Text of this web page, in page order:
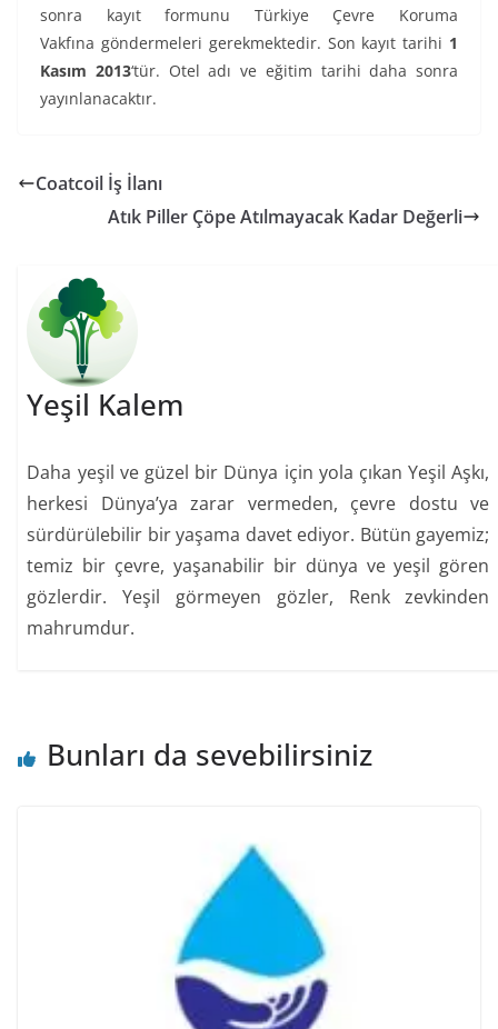
sonra kayıt formunu Türkiye Çevre Koruma
Vakfına göndermeleri gerekmektedir. Son kayıt tarihi 1
Kasım 2013‘tür. Otel adı ve eğitim tarihi daha sonra
yayınlanacaktır.
Coatcoil İş İlanı
Atık Piller Çöpe Atılmayacak Kadar Değerli
Yeşil Kalem
Daha yeşil ve güzel bir Dünya için yola çıkan Yeşil Aşkı,
herkesi Dünya’ya zarar vermeden, çevre dostu ve
sürdürülebilir bir yaşama davet ediyor. Bütün gayemiz;
temiz bir çevre, yaşanabilir bir dünya ve yeşil gören
gözlerdir. Yeşil görmeyen gözler, Renk zevkinden
mahrumdur.
Bunları da sevebilirsiniz